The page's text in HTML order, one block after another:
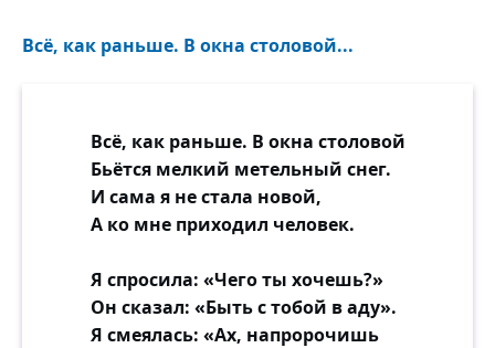
Всё, как раньше. В окна столовой...
Всё, как раньше. В окна столовой
Бьётся мелкий метельный снег.
И сама я не стала новой,
А ко мне приходил человек.
Я спросила: «Чего ты хочешь?»
Он сказал: «Быть с тобой в аду».
Я смеялась: «Ах, напророчишь